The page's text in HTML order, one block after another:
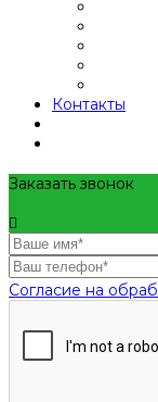
Контакты
Заказать звонок
Согласие на